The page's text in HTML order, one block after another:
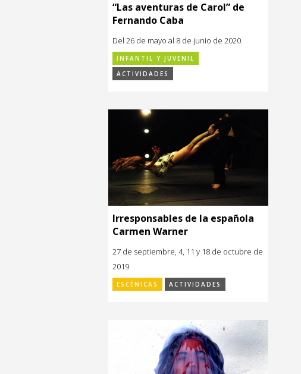
“Las aventuras de Carol” de
Fernando Caba
Del 26 de mayo al 8 de junio de 2020.
INFANTIL Y JUVENIL
ACTIVIDADES
Irresponsables de la española
Carmen Warner
27 de septiembre, 4, 11 y 18 de octubre de
2019.
ESCÉNICAS ACTIVIDADES